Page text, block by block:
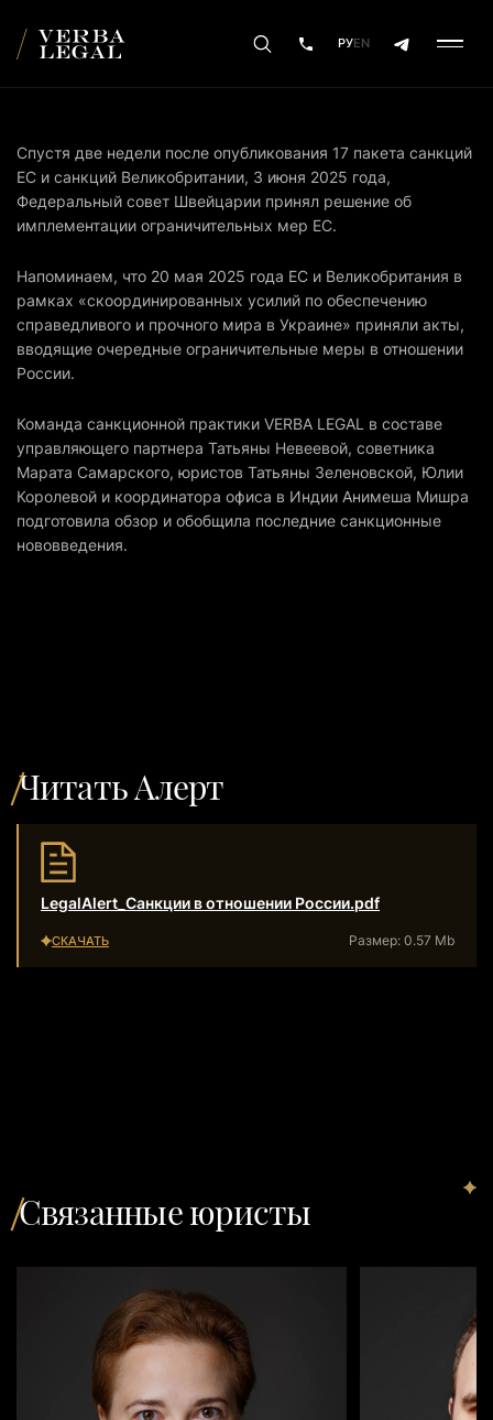
РУEN
Спустя две недели после опубликования 17 пакета санкций
ЕС и санкций Великобритании, 3 июня 2025 года,
Федеральный совет Швейцарии принял решение об
имплементации ограничительных мер ЕС.
Напоминаем, что 20 мая 2025 года ЕС и Великобритания в
рамках «скоординированных усилий по обеспечению
справедливого и прочного мира в Украине» приняли акты,
вводящие очередные ограничительные меры в отношении
России.
Команда санкционной практики VERBA LEGAL в составе
управляющего партнера Татьяны Невеевой, советника
Марата Самарского, юристов Татьяны Зеленовской, Юлии
Королевой и координатора офиса в Индии Анимеша Мишра
подготовила обзор и обобщила последние санкционные
нововведения.
Читать Алерт
LegalAlert_Санкции в отношении России.pdf
СКАЧАТЬ Размер: 0.57 Mb
Связанные юристы